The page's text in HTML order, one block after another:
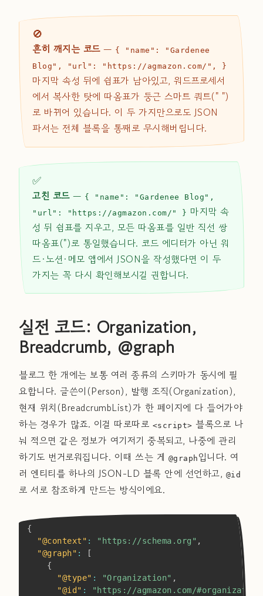
🚫
흔히 깨지는 코드— { "name": "Gardenee
Blog", "url": "https://agmazon.com/", }
마지막 속성 뒤에 쉼표가 남아있고, 워드프로세서
에서 복사한 탓에 따옴표가 둥근 스마트 쿼트(" ")
로 바뀌어 있습니다. 이 두 가지만으로도 JSON
파서는 전체 블록을 통째로 무시해버립니다.
✅
고친 코드— { "name": "Gardenee Blog",
"url": "https://agmazon.com/" } 마지막 속
성 뒤 쉼표를 지우고, 모든 따옴표를 일반 직선 쌍
따옴표(")로 통일했습니다. 코드 에디터가 아닌 워
드·노션·메모 앱에서 JSON을 작성했다면 이 두
가지는 꼭 다시 확인해보시길 권합니다.
실전 코드: Organization,
Breadcrumb, @graph
블로그 한 개에는 보통 여러 종류의 스키마가 동시에 필
요합니다. 글쓴이(Person), 발행 조직(Organization),
현재 위치(BreadcrumbList)가 한 페이지에 다 들어가야
하는 경우가 많죠. 이걸 따로따로 <script> 블록으로 나
눠 적으면 같은 정보가 여기저기 중복되고, 나중에 관리
하기도 번거로워집니다. 이때 쓰는 게 @graph 입니다. 여
러 엔티티를 하나의 JSON-LD 블록 안에 선언하고, @id
로 서로 참조하게 만드는 방식이에요.
{
"@context" : "https://schema.org" ,
"@graph" :
[
{
"@type" : "Organization" ,
"@id" :
"https://agmazon.com/
Copy